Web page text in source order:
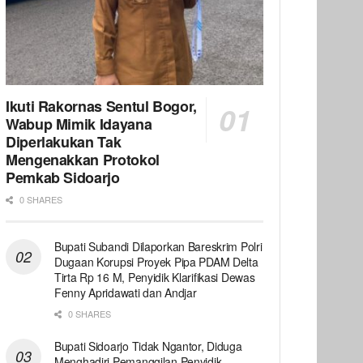
Ikuti Rakornas Sentul Bogor,
Wabup Mimik Idayana
Diperlakukan Tak
Mengenakkan Protokol
Pemkab Sidoarjo
0 SHARES
Bupati Subandi Dilaporkan Bareskrim Polri
Dugaan Korupsi Proyek Pipa PDAM Delta
Tirta Rp 16 M, Penyidik Klarifikasi Dewas
Fenny Apridawati dan Andjar
0 SHARES
Bupati Sidoarjo Tidak Ngantor, Diduga